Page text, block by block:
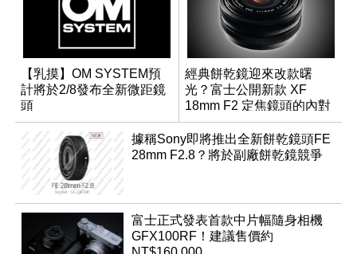
【乳摸】OM SYSTEM預
計將於2/8發布全新微距鏡
頭
經典餅乾鏡迎來改款曙
光？富士公開新款 XF
18mm F2 定焦鏡頭的內對
焦專利
據稱Sony即將推出全新餅乾鏡頭FE
28mm F2.8？將於副廠餅乾鏡競爭
富士正式發表首款中片幅隨身相機
GFX100RF！建議售價約